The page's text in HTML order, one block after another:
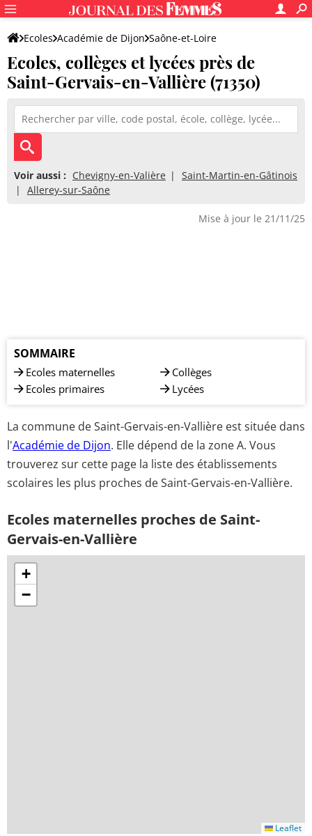
Ecoles Académie de Dijon Saône-et-Loire
Ecoles, collèges et lycées près de
Saint-Gervais-en-Vallière (71350)
Voir aussi : Chevigny-en-Valière
Saint-Martin-en-Gâtinois
Allerey-sur-Saône
Mise à jour le 21/11/25
SOMMAIRE
Ecoles maternelles
Ecoles primaires
Collèges
Lycées
La commune de Saint-Gervais-en-Vallière est située dans
l'Académie de Dijon. Elle dépend de la zone A. Vous
trouverez sur cette page la liste des établissements
scolaires les plus proches de Saint-Gervais-en-Vallière.
Ecoles maternelles proches de Saint-
Gervais-en-Vallière
+
−
Leaflet